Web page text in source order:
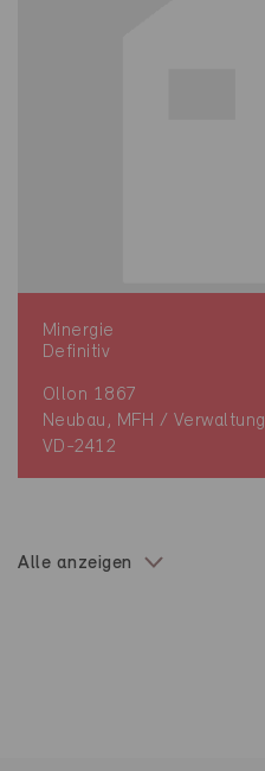
Minergie
Definitiv
Ollon 1867
Neubau, MFH / Verwaltung
VD-2412
Alle anzeigen